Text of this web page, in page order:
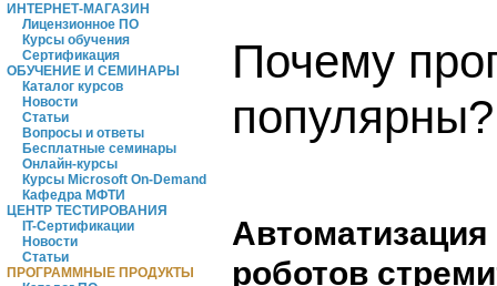
ИНТЕРНЕТ-МАГАЗИН
Лицензионное ПО
Курсы обучения
Сертификация
ОБУЧЕНИЕ И СЕМИНАРЫ
Каталог курсов
Новости
Статьи
Вопросы и ответы
Бесплатные семинары
Онлайн-курсы
Курсы Microsoft On-Demand
Кафедра МФТИ
ЦЕНТР ТЕСТИРОВАНИЯ
IT-Сертификации
Новости
Статьи
ПРОГРАММНЫЕ ПРОДУКТЫ
Почему
популярны?
роботов